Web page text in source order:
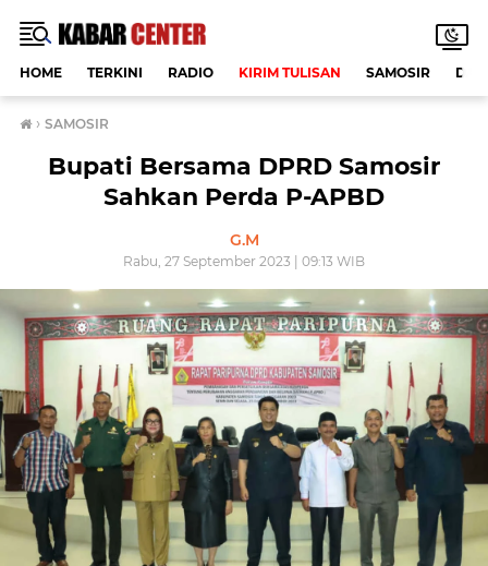
HOME TERKINI RADIO KIRIM TULISAN SAMOSIR
› SAMOSIR
Bupati Bersama DPRD Samosir
Sahkan Perda P-APBD
G.M
Rabu, 27 September 2023 | 09:13 WIB